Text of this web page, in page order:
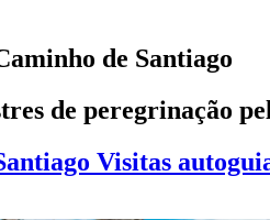
de Santiago
de peregrinação
Visitas